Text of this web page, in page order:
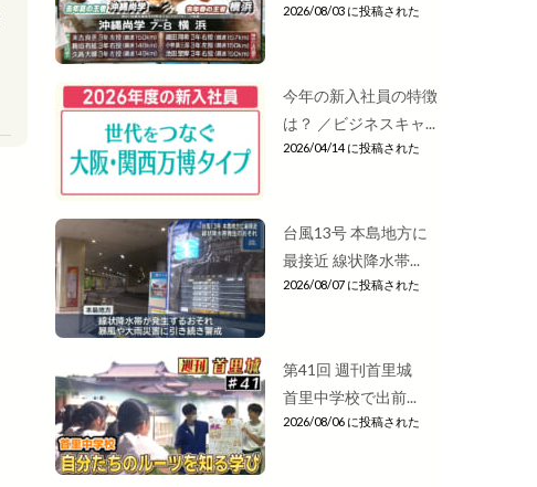
2026/08/03 に投稿された
今年の新入社員の特徴
は？ ／ビジネスキャ...
2026/04/14 に投稿された
台風13号 本島地方に
最接近 線状降水帯...
2026/08/07 に投稿された
第41回 週刊首里城
首里中学校で出前...
2026/08/06 に投稿された